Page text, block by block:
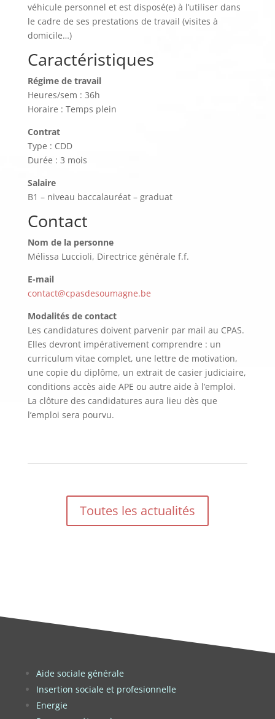
véhicule personnel et est disposé(e) à l’utiliser dans
le cadre de ses prestations de travail (visites à
domicile…)
Caractéristiques
Régime de travail
Heures/sem : 36h
Horaire : Temps plein
Contrat
Type : CDD
Durée : 3 mois
Salaire
B1 – niveau baccalauréat – graduat
Contact
Nom de la personne
Mélissa Luccioli, Directrice générale f.f.
E-mail
contact@cpasdesoumagne.be
Modalités de contact
Les candidatures doivent parvenir par mail au CPAS.
Elles devront impérativement comprendre : un
curriculum vitae complet, une lettre de motivation,
une copie du diplôme, un extrait de casier judiciaire,
conditions accès aide APE ou autre aide à l’emploi.
La clôture des candidatures aura lieu dès que
l’emploi sera pourvu.
Toutes les actualités
Aide sociale générale
Insertion sociale et profesionnelle
Energie